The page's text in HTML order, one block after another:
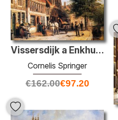
Vissersdijk a Enkhuizen
Cornelis Springer
€162.00€97.20